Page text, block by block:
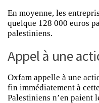
En moyenne, les
quelque 128 000 euros
palestiniens.
Appel à une
Oxfam appelle à une
fin immédiatement à
Palestiniens n’en paient